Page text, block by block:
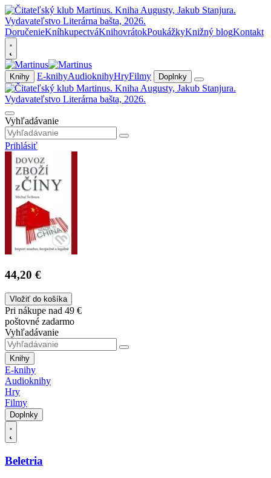
DoručenieKníhkupectváKnihovrátokPoukážkyKnižný blogKontakt
Knihy E-knihyAudioknihyHryFilmy Doplnky
Vyhľadávanie
Prihlásiť
44,20 €
Vložiť do košíka
Pri nákupe nad 49 €
poštovné zadarmo
Vyhľadávanie
Knihy
E-knihy
Audioknihy
Hry
Filmy
Doplnky
Beletria